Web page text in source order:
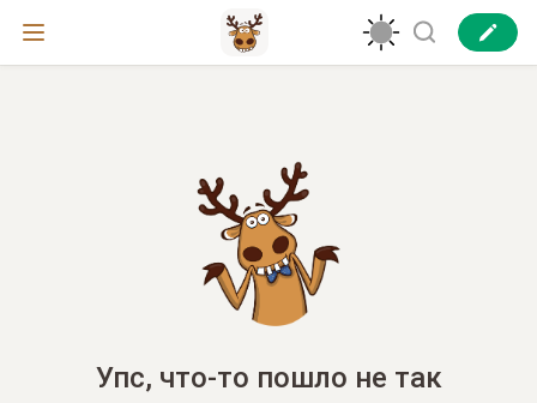
Упс, что-то пошло не так